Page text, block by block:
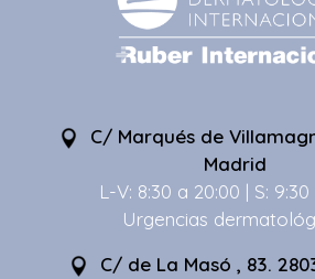
C/ Marqués de
Madrid
L-V: 8:30 a 20:00 | S: 9:30
Urgencias
C/ de La Masó , 83.